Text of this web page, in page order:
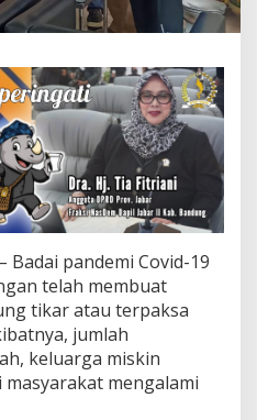
– Badai pandemi Covid-19
telah membuat
tikar atau terpaksa
jumlah
keluarga miskin
mengalami